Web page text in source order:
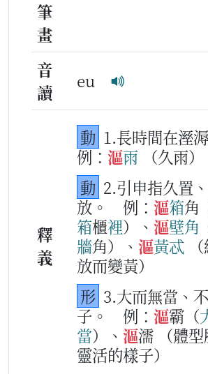
筆
畫
音
讀
eu
釋
義
動 1.長時間在溼
例： 漚雨
（久雨）
動 2.引申指久置
放。
例： 漚箱角
箱櫃裡）、 漚壁角
牆角）、 漚黃忒
放而變黃）
形 3.大而無當、
子。
例： 漚霸（
當）、 漚濡
（體
靈活的樣子）